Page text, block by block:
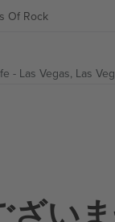
Of Rock
- Las Vegas, Las